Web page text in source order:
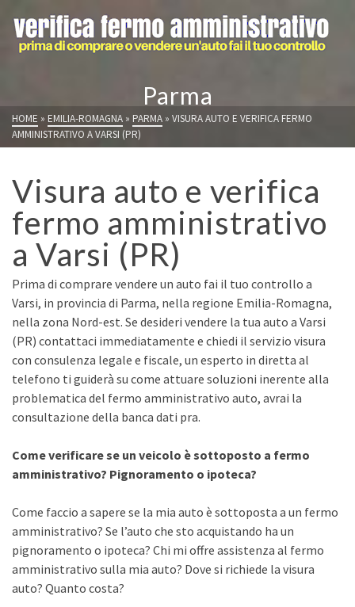
Parma
HOME » EMILIA-ROMAGNA » PARMA » VISURA AUTO E VERIFICA FERMO
AMMINISTRATIVO A VARSI (PR)
Visura auto e verifica
fermo amministrativo
a Varsi (PR)
Prima di comprare vendere un auto fai il tuo controllo a
Varsi, in provincia di Parma, nella regione Emilia-Romagna,
nella zona Nord-est. Se desideri vendere la tua auto a Varsi
(PR) contattaci immediatamente e chiedi il servizio visura
con consulenza legale e fiscale, un esperto in diretta al
telefono ti guiderà su come attuare soluzioni inerente alla
problematica del fermo amministrativo auto, avrai la
consultazione della banca dati pra.
Come verificare se un veicolo è sottoposto a fermo
amministrativo? Pignoramento o ipoteca?
Come faccio a sapere se la mia auto è sottoposta a un fermo
amministrativo? Se l’auto che sto acquistando ha un
pignoramento o ipoteca? Chi mi offre assistenza al fermo
amministrativo sulla mia auto? Dove si richiede la visura
auto? Quanto costa?